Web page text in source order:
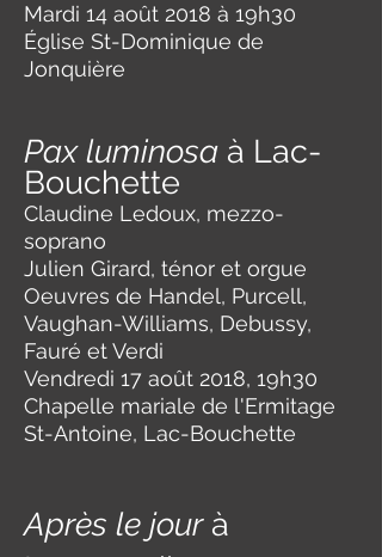
Mardi 14 août 2018 à 19h30
Église St-Dominique de
Jonquière
Pax luminosa à Lac-
Bouchette
Claudine Ledoux, mezzo-
soprano
Julien Girard, ténor et orgue
Oeuvres de Handel, Purcell,
Vaughan-Williams, Debussy,
Fauré et Verdi
Vendredi 17 août 2018, 19h30
Chapelle mariale de l'Ermitage
St-Antoine, Lac-Bouchette
Après le jourà